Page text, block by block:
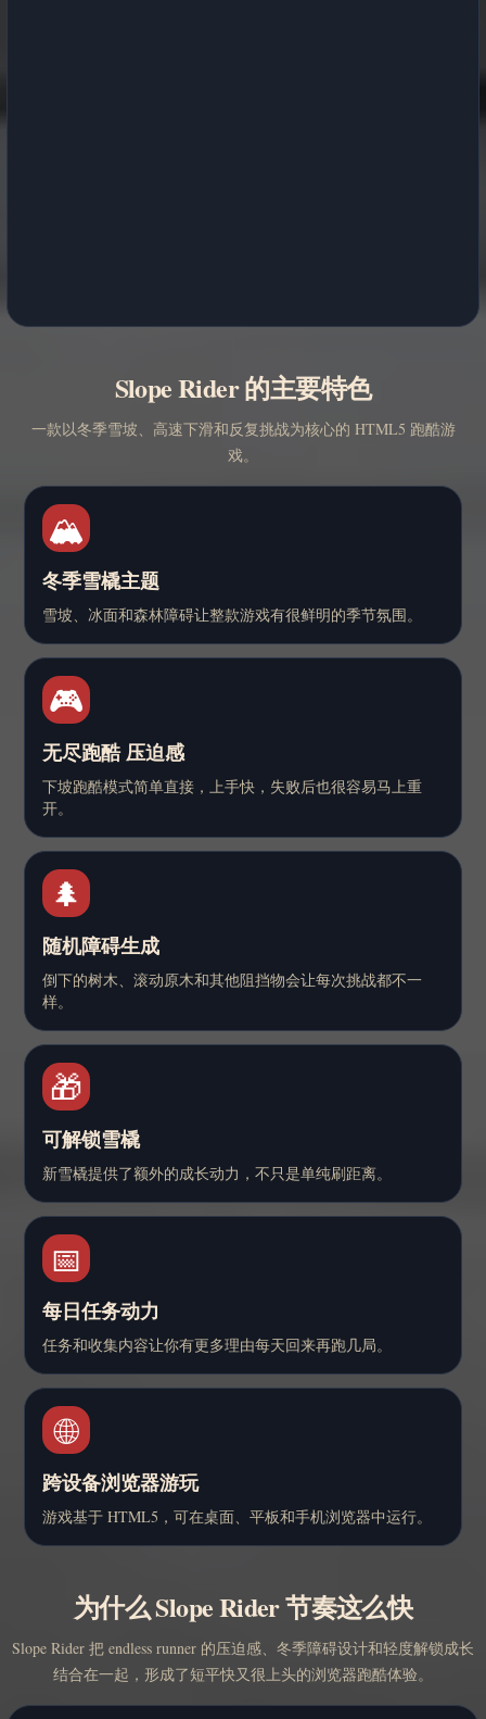
Slope Rider 的主要特色
一款以冬季雪坡、高速下滑和反复挑战为核心的 HTML5 跑酷游
戏。
🏔️
冬季雪橇主题
雪坡、冰面和森林障碍让整款游戏有很鲜明的季节氛围。
🎮
无尽跑酷 压迫感
下坡跑酷模式简单直接，上手快，失败后也很容易马上重
开。
🌲
随机障碍生成
倒下的树木、滚动原木和其他阻挡物会让每次挑战都不一
样。
🎁
可解锁雪橇
新雪橇提供了额外的成长动力，不只是单纯刷距离。
📅
每日任务动力
任务和收集内容让你有更多理由每天回来再跑几局。
🌐
跨设备浏览器游玩
游戏基于 HTML5，可在桌面、平板和手机浏览器中运行。
为什么 Slope Rider 节奏这么快
Slope Rider 把 endless runner 的压迫感、冬季障碍设计和轻度解锁成长
结合在一起，形成了短平快又很上头的浏览器跑酷体验。